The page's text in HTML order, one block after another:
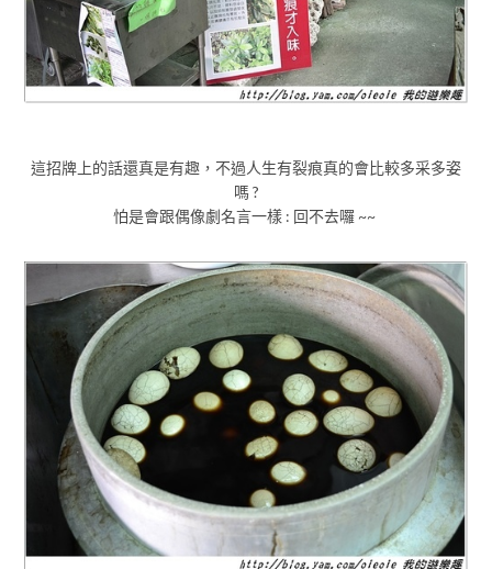
這招牌上的話還真是有趣，不過人生有裂痕真的會比較多采多姿
嗎 ?
怕是會跟偶像劇名言一樣 : 回不去囉 ~~